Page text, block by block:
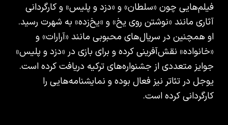
فیلم‌هایی چون «سلطان» و «دزد و پلیس» و کارگردانی
آثاری مانند «نوشتن روی یخ» و «یخ‌زده» به شهرت رسید.
او همچنین در سریال‌های محبوبی مانند «آرارات» و
«خانواده» نقش‌آفرینی کرده و برای بازی در «دزد و پلیس»
جوایز متعددی از جشنواره‌های ترکیه دریافت کرده است.
یوجل در تئاتر نیز فعال بوده و نمایشنامه‌هایی را
کارگردانی کرده است.